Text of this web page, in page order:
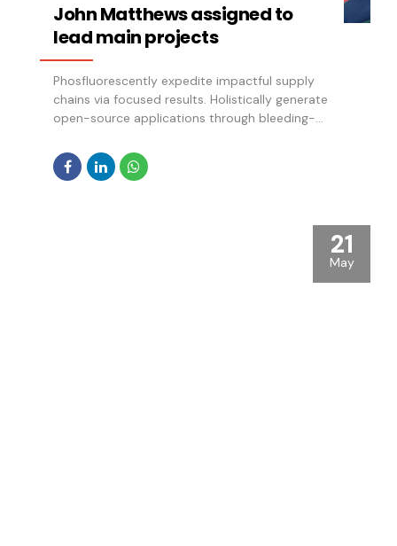
John Matthews assigned to
lead main projects
Phosfluorescently expedite impactful supply
chains via focused results. Holistically generate
open-source applications through bleeding-
catalysts for change through top-line
potentialities.
21
May